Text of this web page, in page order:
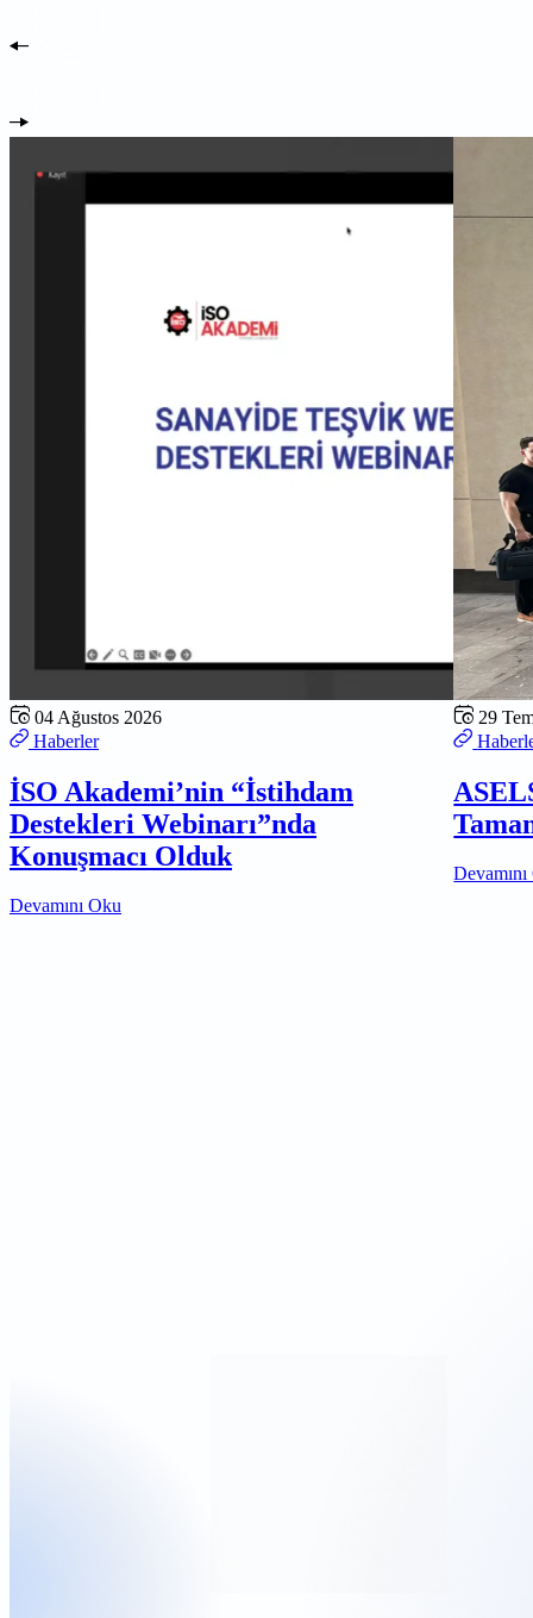
04 Ağustos 2026
Haberler
İSO Akademi’nin “İstihdam
Destekleri Webinarı”nda
Konuşmacı Olduk
Devamını Oku
29